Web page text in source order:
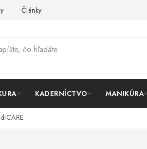
Články
KADERNÍCTVO MANIKÚRA